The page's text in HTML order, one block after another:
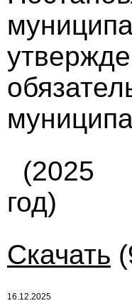
(2025
год)
Скачать
16.12.2025